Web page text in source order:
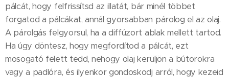
pálcát, hogy felfrissítsd az illatát, bár minél többet
forgatod a pálcákat, annál gyorsabban párolog el az olaj.
A párolgás felgyorsul, ha a diffúzort ablak mellett tartod.
Ha úgy döntesz, hogy megfordítod a pálcát, ezt
mosogató felett tedd, nehogy olaj kerüljön a bútorokra
vagy a padlóra, és ilyenkor gondoskodj arról, hogy kezeid